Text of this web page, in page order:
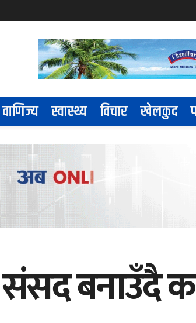
वाणिज्य स्वास्थ्य विचार खेलकुद
संसद बनाउँदै